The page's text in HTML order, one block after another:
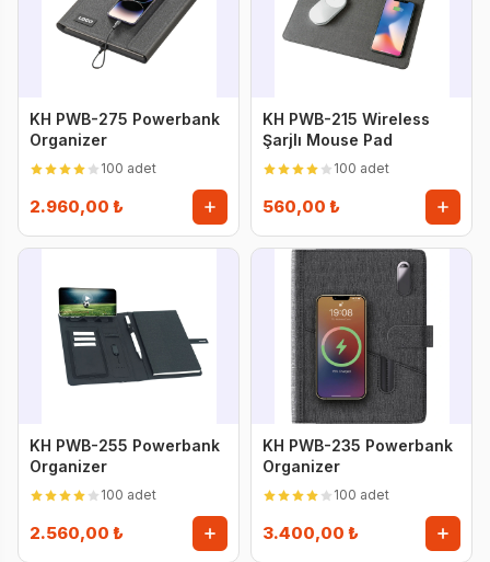
KH PWB-275 Powerbank
Organizer
100 adet
2.960,00 ₺
KH PWB-215 Wireless
Şarjlı Mouse Pad
100 adet
560,00 ₺
KH PWB-255 Powerbank
Organizer
100 adet
2.560,00 ₺
KH PWB-235 Powerbank
Organizer
100 adet
3.400,00 ₺